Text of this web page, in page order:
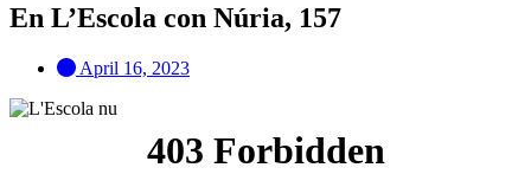
En L’Escola con Núria, 157
April 16, 2023